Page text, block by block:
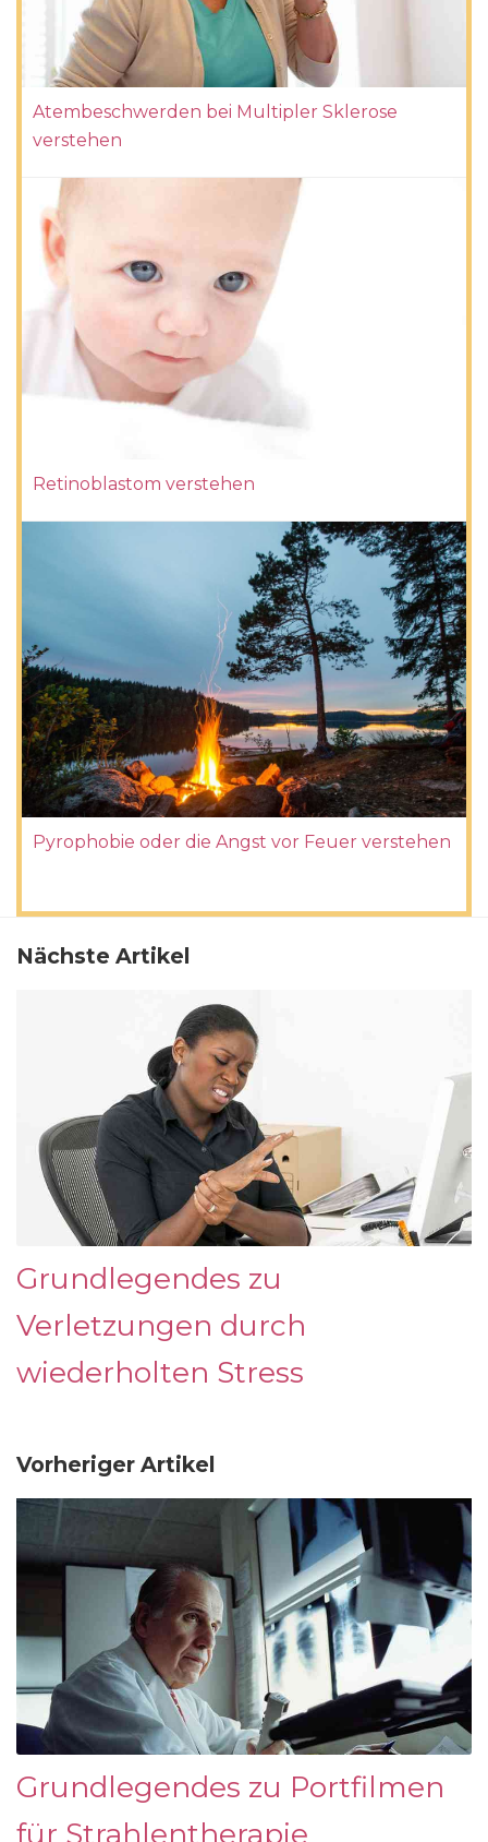
Atembeschwerden bei Multipler Sklerose
verstehen
Retinoblastom verstehen
Pyrophobie oder die Angst vor Feuer verstehen
Nächste Artikel
Grundlegendes zu
Verletzungen durch
wiederholten Stress
Vorheriger Artikel
Grundlegendes zu Portfilmen
für Strahlentherapie